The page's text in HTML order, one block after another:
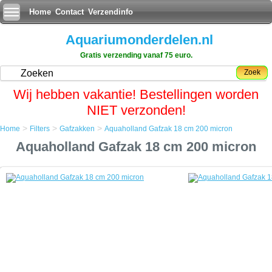
Home Contact Verzendinfo
Aquariumonderdelen.nl
Gratis verzending vanaf 75 euro.
Zoek
Wij hebben vakantie! Bestellingen worden
NIET verzonden!
Filters
Aquaholland Gafzak 18 cm 200 micron
Home > Filters > Gafzakken > Aquaholland Gafzak 18 cm 200 micron
Aquaholland Gafzak 18 cm 200 micron